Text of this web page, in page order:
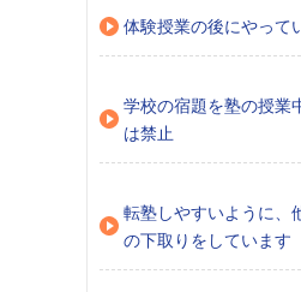
体験授業の後にやって
学校の宿題を塾の授業
は禁止
転塾しやすいように、
の下取りをしています